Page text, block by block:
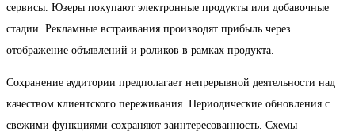
сервисы. Юзеры покупают электронные продукты или добавочные
стадии. Рекламные встраивания производят прибыль через
отображение объявлений и роликов в рамках продукта.
Сохранение аудитории предполагает непрерывной деятельности над
качеством клиентского переживания. Периодические обновления с
свежими функциями сохраняют заинтересованность. Схемы